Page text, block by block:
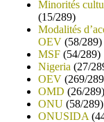
Minorités
(15/289)
Modalités
OEV (58/289)
MSF (54/289)
Nigeria (27/
OEV (269/
OMD (26/289)
ONU (58/289)
ONUSIDA